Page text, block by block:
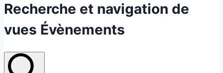
Recherche et navigation de
vues Évènements